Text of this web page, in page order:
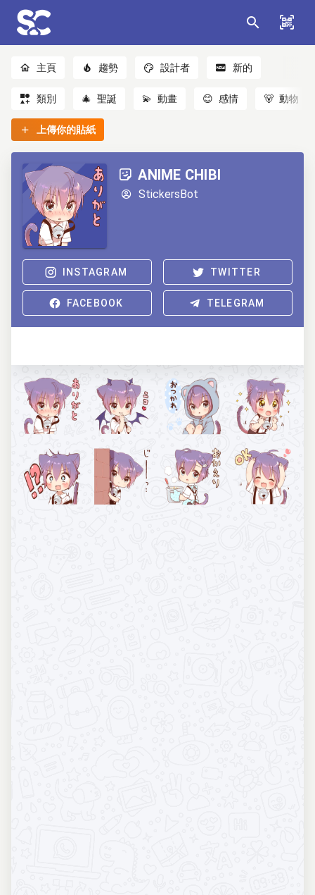
主頁 趨勢 設計者 新的
類別 🎄 聖誕 💫 動畫 😊 感情 🐻 動物
上傳你的貼紙
ANIME CHIBI
StickersBot
INSTAGRAM TWITTER
FACEBOOK TELEGRAM